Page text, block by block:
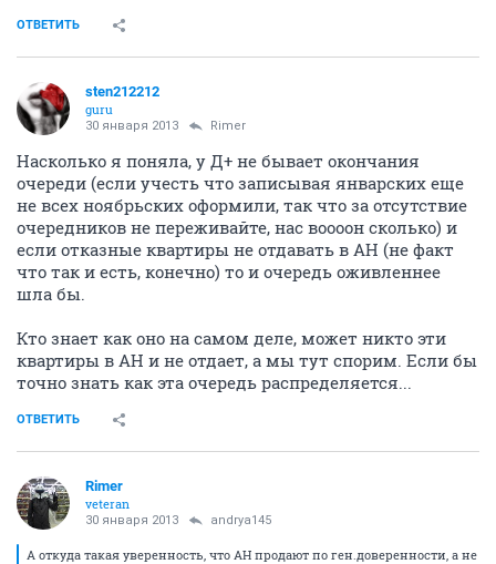
ОТВЕТИТЬ
sten212212
guru
30 января 2013 Rimer
Насколько я поняла, у Д+ не бывает окончания
очереди (если учесть что записывая январских еще
не всех ноябрьских оформили, так что за отсутствие
очередников не переживайте, нас воооон сколько) и
если отказные квартиры не отдавать в АН (не факт
что так и есть, конечно) то и очередь оживленнее
шла бы.
Кто знает как оно на самом деле, может никто эти
квартиры в АН и не отдает, а мы тут спорим. Если бы
точно знать как эта очередь распределяется...
ОТВЕТИТЬ
Rimer
veteran
30 января 2013 andrya145
А откуда такая уверенность, что АН продают по ген.доверенности, а не